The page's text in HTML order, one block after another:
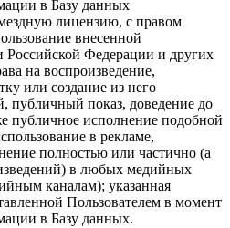
в Базу данных
лицензию, с правом
внесенной
Федерации и других
на воспроизведение,
или создание из него
публичный показ, доведение до
публичное исполнение подобной
в рекламе,
полностью или частично (а
в любых медийных
каналам); указанная
Пользователем в момент
в Базу данных.